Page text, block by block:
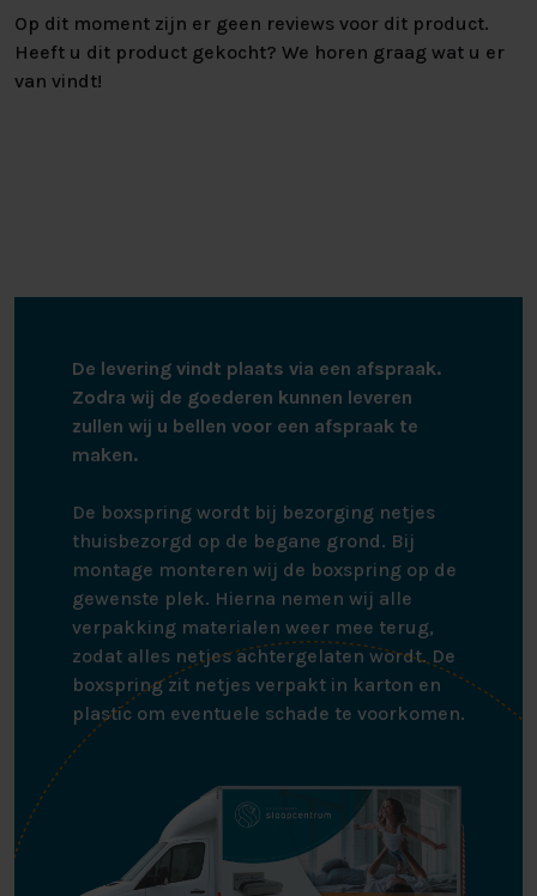
Op dit moment zijn er geen reviews voor dit product.
Heeft u dit product gekocht? We horen graag wat u er
van vindt!
De levering vindt plaats via een afspraak.
Zodra wij de goederen kunnen leveren
zullen wij u bellen voor een afspraak te
maken.
De boxspring wordt bij bezorging netjes
thuisbezorgd op de begane grond. Bij
montage monteren wij de boxspring op de
gewenste plek. Hierna nemen wij alle
verpakking materialen weer mee terug,
zodat alles netjes achtergelaten wordt. De
boxspring zit netjes verpakt in karton en
plastic om eventuele schade te voorkomen.